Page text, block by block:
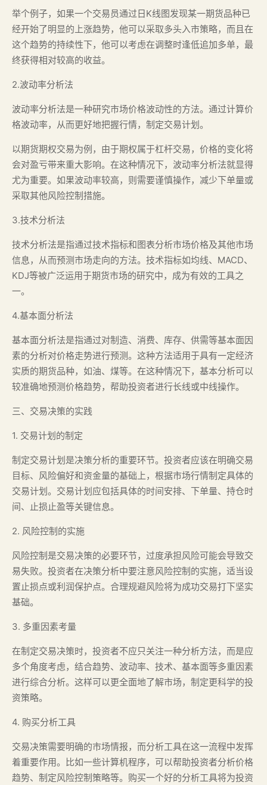
举个例子，如果一个交易员通过日K线图发现某一期货品种已
经开始了明显的上涨趋势，他可以采取多头入市策略，而且在
这个趋势的持续性下，他可以考虑在调整时逢低追加多单，最
终获得相对较高的收益。
2.波动率分析法
波动率分析法是一种研究市场价格波动性的方法。通过计算价
格波动率，从而更好地把握行情，制定交易计划。
以期货期权交易为例，由于期权属于杠杆交易，价格的变化将
会对盈亏带来重大影响。在这种情况下，波动率分析法就显得
尤为重要。如果波动率较高，则需要谨慎操作，减少下单量或
采取其他风险控制措施。
3.技术分析法
技术分析法是指通过技术指标和图表分析市场价格及其他市场
信息，从而预测市场走向的方法。技术指标如均线、MACD、
KDJ等被广泛运用于期货市场的研究中，成为有效的工具之
一。
4.基本面分析法
基本面分析法是指通过对制造、消费、库存、供需等基本面因
素的分析对价格走势进行预测。这种方法适用于具有一定经济
实质的期货品种，如油、煤等。在这种情况下，基本分析可以
较准确地预测价格趋势，帮助投资者进行长线或中线操作。
三、交易决策的实践
1. 交易计划的制定
制定交易计划是决策分析的重要环节。投资者应该在明确交易
目标、风险偏好和资金量的基础上，根据市场行情制定具体的
交易计划。交易计划应包括具体的时间安排、下单量、持仓时
间、止损止盈等关键信息。
2. 风险控制的实施
风险控制是交易决策的必要环节，过度承担风险可能会导致交
易失败。投资者在决策分析中要注意风险控制的实施，适当设
置止损点或利润保护点。合理规避风险将为成功交易打下坚实
基础。
3. 多重因素考量
在制定交易决策时，投资者不应只关注一种分析方法，而是应
多个角度考虑，结合趋势、波动率、技术、基本面等多重因素
进行综合分析。这样可以更全面地了解市场，制定更科学的投
资策略。
4. 购买分析工具
交易决策需要明确的市场情报，而分析工具在这一流程中发挥
着重要作用。比如一些计算机程序，可以帮助投资者分析价格
趋势、制定风险控制策略等。购买一个好的分析工具将为投资